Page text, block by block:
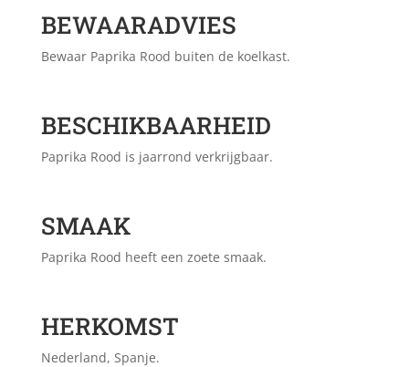
BEWAARADVIES
Bewaar Paprika Rood buiten de koelkast.
BESCHIKBAARHEID
Paprika Rood is jaarrond verkrijgbaar.
SMAAK
Paprika Rood heeft een zoete smaak.
HERKOMST
Nederland, Spanje.